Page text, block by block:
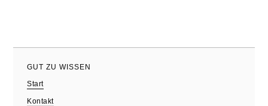
GUT ZU WISSEN
Start
Kontakt